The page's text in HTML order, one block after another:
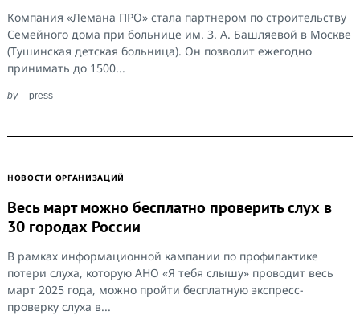
Компания «Лемана ПРО» стала партнером по строительству
Семейного дома при больнице им. З. А. Башляевой в Москве
(Тушинская детская больница). Он позволит ежегодно
принимать до 1500...
by press
НОВОСТИ ОРГАНИЗАЦИЙ
Весь март можно бесплатно проверить слух в
30 городах России
В рамках информационной кампании по профилактике
потери слуха, которую АНО «Я тебя слышу» проводит весь
март 2025 года, можно пройти бесплатную экспресс-
проверку слуха в...